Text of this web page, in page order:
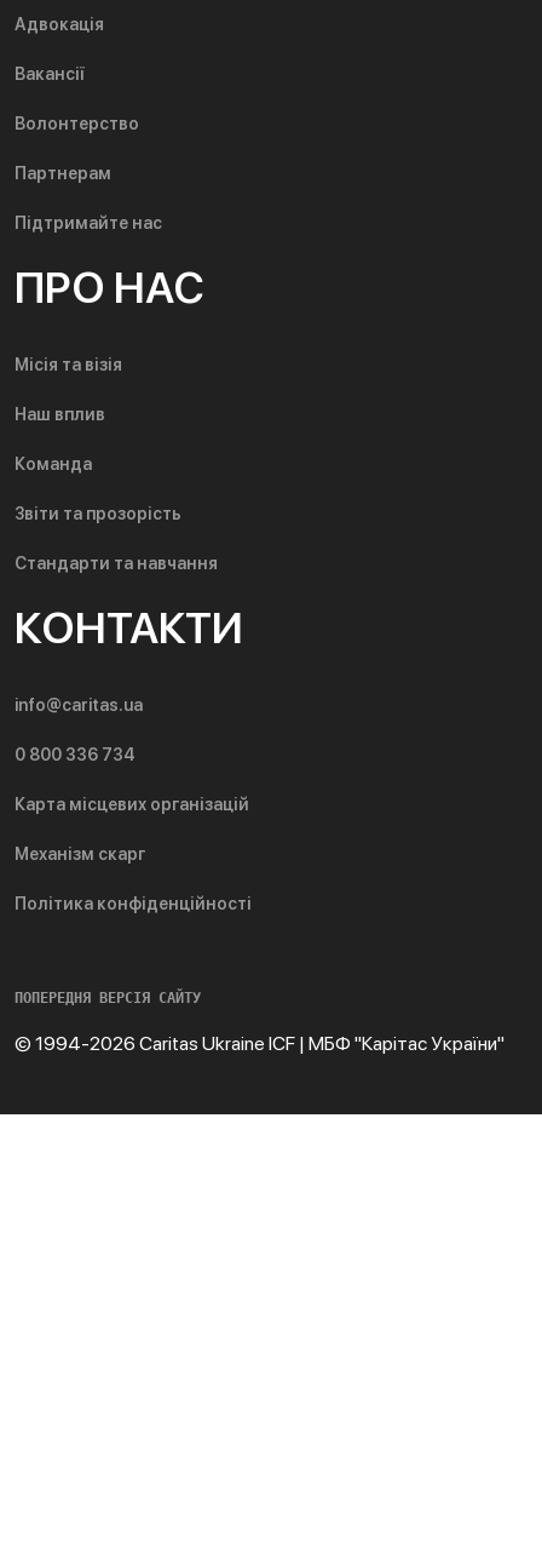
Адвокація
Вакансії
Волонтерство
Партнерам
Підтримайте нас
ПРО НАС
Місія та візія
Наш вплив
Команда
Звіти та прозорість
Стандарти та навчання
КОНТАКТИ
info@caritas.ua
0 800 336 734
Карта місцевих організацій
Механізм скарг
Політика конфіденційності
ПОПЕРЕДНЯ ВЕРСІЯ САЙТУ
© 1994-2026 Caritas Ukraine ICF | МБФ "Карітас України"